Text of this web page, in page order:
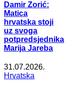
Damir Zorić:
Matica
hrvatska stoji
uz svoga
potpredsjednika
Marija Jareba
31.07.2026.
Hrvatska